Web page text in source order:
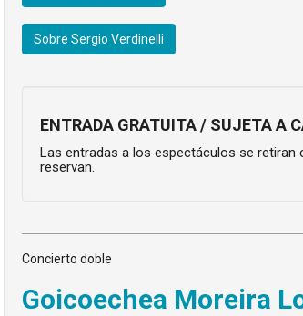
Sobre Sergio Verdinelli
ENTRADA GRATUITA / SUJETA A
Las entradas a los espectáculos se
reservan.
Concierto doble
Goicoechea Moreira